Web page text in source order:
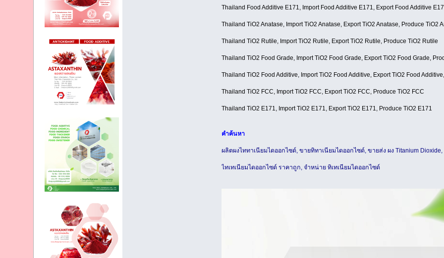
Thailand Food Additive E171, Import Food Additive E171, Export Food Additive
Thailand TiO2 Anatase, Import TiO2 Anatase, Export TiO2 Anatase, Produce TiO2
Thailand TiO2 Rutile, Import TiO2 Rutile, Export TiO2 Rutile, Produce TiO2 Rutile
Thailand TiO2 Food Grade, Import TiO2 Food Grade, Export TiO2 Food Grade,
Thailand TiO2 Food Additive, Import TiO2 Food Additive, Export TiO2 Food
Thailand TiO2 FCC, Import TiO2 FCC, Export TiO2 FCC, Produce TiO2 FCC
Thailand TiO2 E171, Import TiO2 E171, Export TiO2 E171, Produce TiO2 E171
คำค้นหา
ผลิตผงไททาเนียมไดออกไซด์, ขายทิทาเนียมไดออกไซด์, ขายส่ง ผง Titanium Dioxide,
ไทเทเนียมไดออกไซด์ ราคาถูก, จำหน่าย ทิเทเนียมไดออกไซด์